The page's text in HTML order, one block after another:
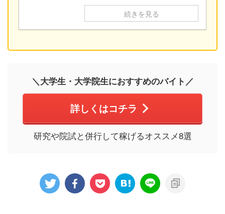
続きを見る
＼大学生・大学院生におすすめのバイト／
詳しくはコチラ
研究や院試と併行して稼げるオススメ8選